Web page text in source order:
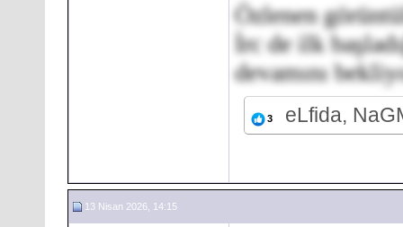
Özlenen
İrc de ilk
devamını
3 eLfida,
13 Nisan 2026, 14:15